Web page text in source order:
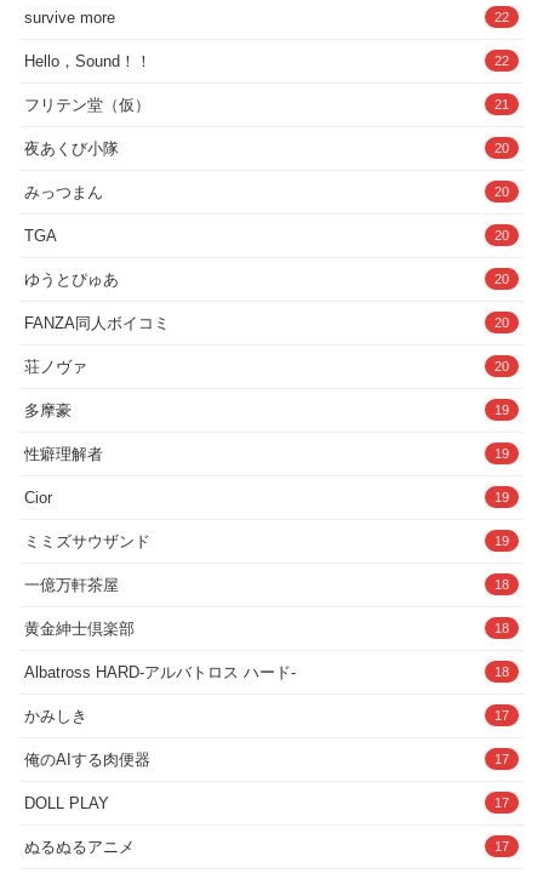
survive more 22
Hello，Sound！！ 22
フリテン堂（仮） 21
夜あくび小隊 20
みっつまん 20
TGA 20
ゆうとぴゅあ 20
FANZA同人ボイコミ 20
荘ノヴァ 20
多摩豪 19
性癖理解者 19
Cior 19
ミミズサウザンド 19
一億万軒茶屋 18
黄金紳士倶楽部 18
Albatross HARD‐アルバトロス ハード‐ 18
かみしき 17
俺のAIする肉便器 17
DOLL PLAY 17
ぬるぬるアニメ 17